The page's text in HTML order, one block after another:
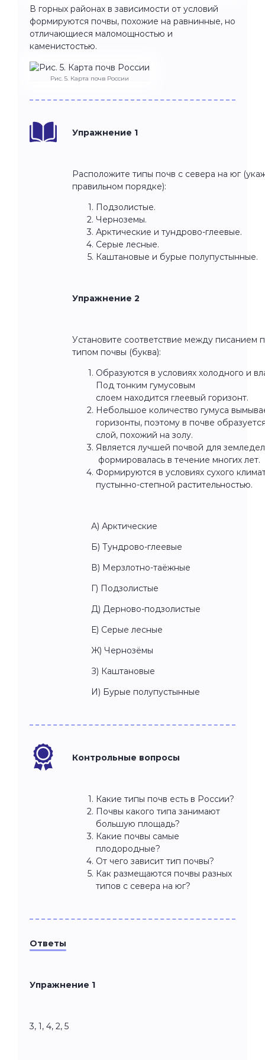
В горных районах в зависимости от условий
формируются почвы, похожие на равнинные, но
отличающиеся маломощностью и
каменистостью.
Рис. 5. Карта почв России
Упражнение 1
Расположите типы почв с севера на юг
правильном порядке):
Подзолистые.
Черноземы.
Арктические и тундрово-глеевые.
Серые лесные.
Каштановые и бурые полупустынные.
Упражнение 2
Установите соответствие между писанием
типом почвы (буква):
Образуются в условиях холодного и
Под тонким гумусовым
слоем находится глеевый горизонт.
Небольшое количество гумуса
горизонты, поэтому в почве
слой, похожий на золу.
Является лучшей почвой для
формировалась в течение многих лет.
Формируются в условиях сухого
пустынно-степной растительностью.
А) Арктические
Б) Тундрово-глеевые
В) Мерзлотно-таёжные
Г) Подзолистые
Д) Дерново-подзолистые
Е) Серые лесные
Ж) Чернозёмы
З) Каштановые
И) Бурые полупустынные
Контрольные вопросы
Какие типы почв есть в России?
Почвы какого типа занимают
большую площадь?
Какие почвы самые
плодородные?
От чего зависит тип почвы?
Как размещаются почвы разных
типов с севера на юг?
Ответы
Упражнение 1
3, 1, 4, 2, 5